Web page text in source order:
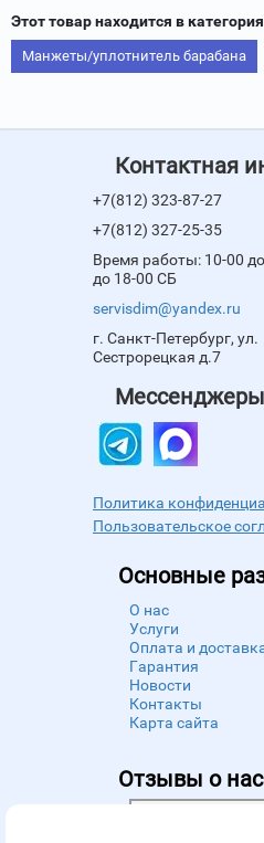
Этот товар находится в
Манжеты/уплотнитель барабана
Контактная
+7(812) 323-87-27
+7(812) 327-25-35
Время работы: 10-00
до 18-00 СБ
servisdim@yandex.ru
г. Санкт-Петербург, ул.
Сестрорецкая д.7
Мессенджеры
Политика
Пользовательское
Основные
О нас
Услуги
Оплата и
Гарантия
Новости
Контакты
Карта сайта
Отзывы о нас